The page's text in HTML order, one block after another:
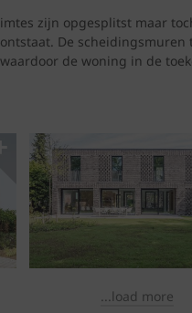
zijn opgesplitst maar
De
de woning in de
...load more